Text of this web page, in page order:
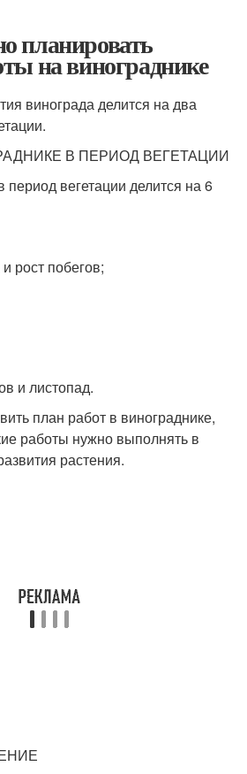
планировать
на винограднике
винограда делится на два
В ПЕРИОД ВЕГЕТАЦИИ
период вегетации делится на 6
рост побегов;
и листопад.
план работ в винограднике,
работы нужно выполнять в
растения.